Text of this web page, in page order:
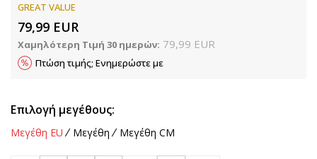
GREAT VALUE
79,99 EUR
Χαμηλότερη Τιμή 30 ημερών: 79,99 EUR
Πτώση τιμής; Ενημερώστε με
Επιλογή μεγέθους:
Μεγέθη EU Μεγέθη Μεγέθη CM